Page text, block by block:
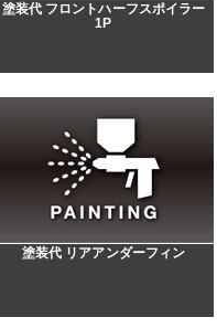
塗装代 フロントハーフスポイラー
1P
塗装代 リアアンダーフィン